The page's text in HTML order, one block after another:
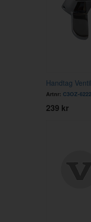
Handtag
Artnr: C3OZ-
239 kr